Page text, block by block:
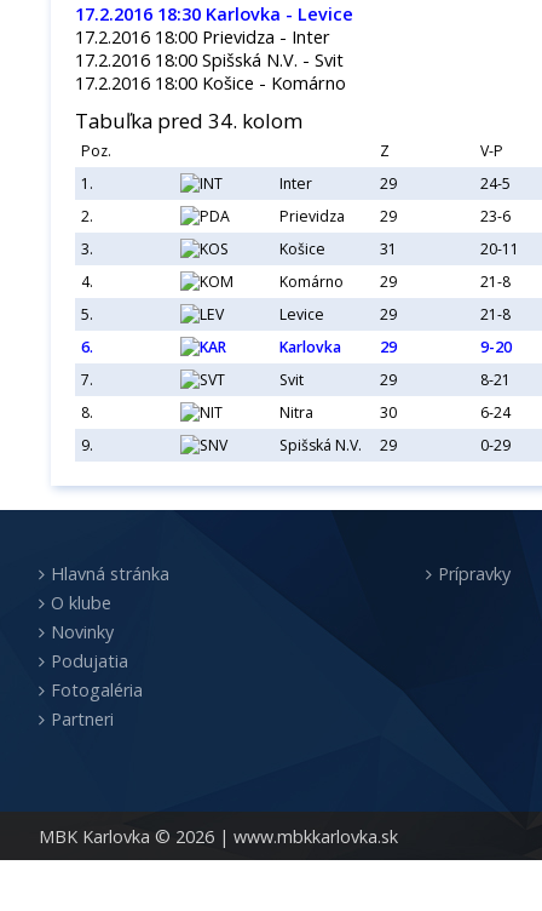
17.2.2016 18:30 Karlovka - Levice
17.2.2016 18:00 Prievidza - Inter
17.2.2016 18:00 Spišská N.V. - Svit
17.2.2016 18:00 Košice - Komárno
Tabuľka pred 34. kolom
Poz. Z
V-P
1.
Inter 29
24-5
2.
Prievidza 29
23-6
3.
Košice 31
20-11
4.
Komárno 29
21-8
5.
Levice 29
21-8
6.
Karlovka 29
9-20
7.
Svit 29
8-21
8.
Nitra 30
6-24
9.
Spišská N.V. 29 0-29
MBK Karlovka © 2026 | www.mbkkarlovka.sk
Hlavná stránka
O klube
Novinky
Podujatia
Fotogaléria
Partneri
Prípravky